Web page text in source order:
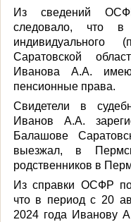
Из сведений
следовало, что в
индивидуального
Саратовской
Иванова А.А.
пенсионные права.
Свидетели в
Иванов А.А.
Балашове
выезжал, в
родственников в
Из справки ОСФР по
что в период с 20
2024 года Иванову